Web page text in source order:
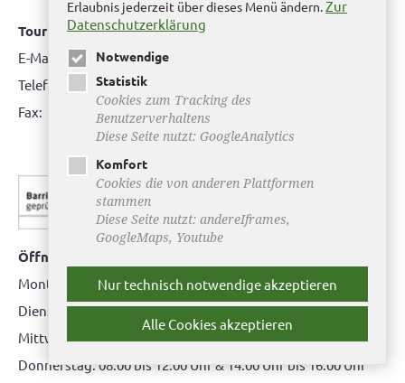
Tourismus/Bürgerinfo:
E-Mail:tourismus@stadt-helmstedt.de
Telefon: 05351 171717
Fax: 05351 171718
Öffnungszeiten Bürgerbüro Helmstedt
Montag: 08.00 bis 12.00 Uhr
Dienstag: 08.00 bis 12.00 Uhr & 15.00 Uhr bis 17.00 Uhr
Mittwoch: nur nach Terminvereinbarung
Donnerstag: 08.00 bis 12.00 Uhr & 14.00 Uhr bis 16.00 Uhr
Erlaubnis jederzeit über dieses Menü ändern.Zur
Datenschutzerklärung
Notwendige
Statistik
Cookies zum Tracking des
Benutzerverhaltens
Diese Seite nutzt: GoogleAnalytics
Komfort
Cookies die von anderen Plattformen
stammen
Diese Seite nutzt: andereIframes,
GoogleMaps, Youtube
Nur technisch notwendige akzeptieren
Alle Cookies akzeptieren